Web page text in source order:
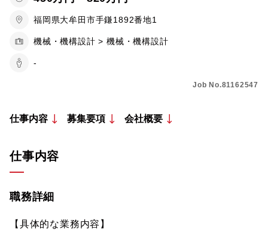
福岡県大牟田市手鎌1892番地1
機械・機構設計 > 機械・機構設計
-
Job No.81162547
仕事内容 募集要項 会社概要
仕事内容
職務詳細
【具体的な業務内容】